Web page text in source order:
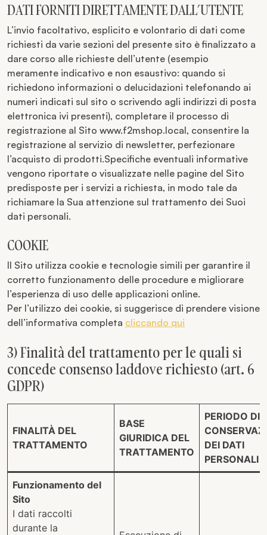
DATI FORNITI DIRETTAMENTE DALL’UTENTE
L’invio facoltativo, esplicito e volontario di dati come
richiesti da varie sezioni del presente sito è finalizzato a
dare corso alle richieste dell’utente (esempio
meramente indicativo e non esaustivo: quando si
richiedono informazioni o delucidazioni telefonando ai
numeri indicati sul sito o scrivendo agli indirizzi di posta
elettronica ivi presenti), completare il processo di
registrazione al Sito www.f2mshop.local, consentire la
registrazione al servizio di newsletter, perfezionare
l’acquisto di prodotti.Specifiche eventuali informative
vengono riportate o visualizzate nelle pagine del Sito
predisposte per i servizi a richiesta, in modo tale da
richiamare la Sua attenzione sul trattamento dei Suoi
dati personali.
COOKIE
Il Sito utilizza cookie e tecnologie simili per garantire il
corretto funzionamento delle procedure e migliorare
l’esperienza di uso delle applicazioni online.
Per l’utilizzo dei cookie, si suggerisce di prendere visione
dell’informativa completa cliccando qui
3) Finalità del trattamento per le quali si
concede consenso laddove richiesto (art. 6
GDPR)
FINALITÀ DEL
TRATTAMENTO
BASE
GIURIDICA DEL
TRATTAMENTO
PERIODO DI
DEI DATI
PERSONALI
Funzionamento del
Sito
I dati raccolti
durante la